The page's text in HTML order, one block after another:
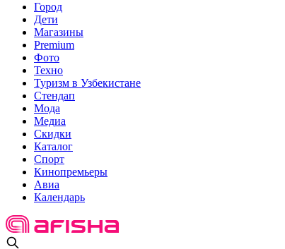
Город
Дети
Магазины
Premium
Фото
Техно
Туризм в Узбекистане
Стендап
Мода
Медиа
Скидки
Каталог
Спорт
Кинопремьеры
Авиа
Календарь